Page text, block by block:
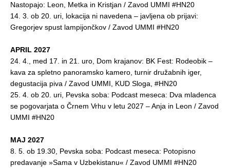
Nastopajo: Leon, Metka in Kristjan / Zavod UMMI #HN20
14. 3. ob 20. uri, lokacija ni navedena – javljena ob prijavi:
Gregorjev spust lampijončkov / Zavod UMMI #HN20
APRIL 2027
24. 4., med 17. in 21. uro, Dom krajanov: BK Fest: Rodeobik –
kava za spletno panoramsko kamero, turnir družabnih iger,
degustacija piva / Zavod UMMI, KUD Sloga, #HN20
25. 4. ob 20. uri, Pevska soba: Podcast meseca: Dva mladenca
se pogovarjata o Črnem Vrhu v letu 2027 – Anja in Leon / Zavod
UMMI #HN20
MAJ 2027
8. 5. ob 19.30, Pevska soba: Podcast meseca: Potopisno
predavanje »Sama v Uzbekistanu« / Zavod UMMI #HN20